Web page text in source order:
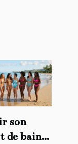
son
de bain